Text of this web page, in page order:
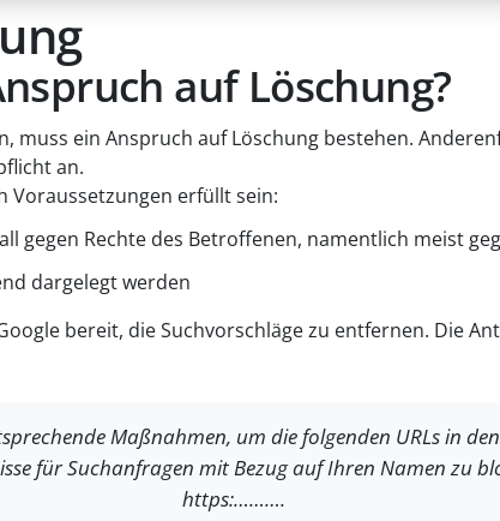
auf Löschung?
muss ein Anspruch auf Löschung bestehen.
an.
Voraussetzungen erfüllt sein:
gegen Rechte des Betroffenen, namentlich meist
dargelegt werden
bereit, die Suchvorschläge zu entfernen. Die
Maßnahmen, um die folgenden URLs in
für Suchanfragen mit Bezug auf Ihren Namen zu
https:……….